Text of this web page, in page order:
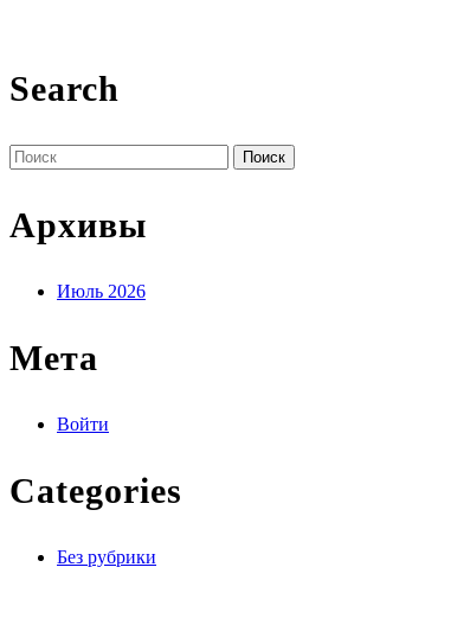
Search
Поиск
по:
Архивы
Июль 2026
Мета
Войти
Categories
Без рубрики